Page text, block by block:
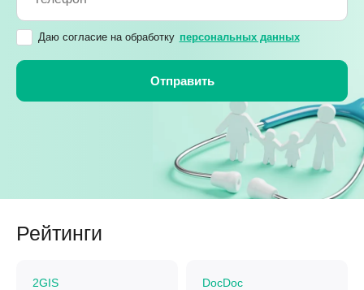
Даю согласие на обработку персональных данных
Рейтинги
2GIS DocDoc